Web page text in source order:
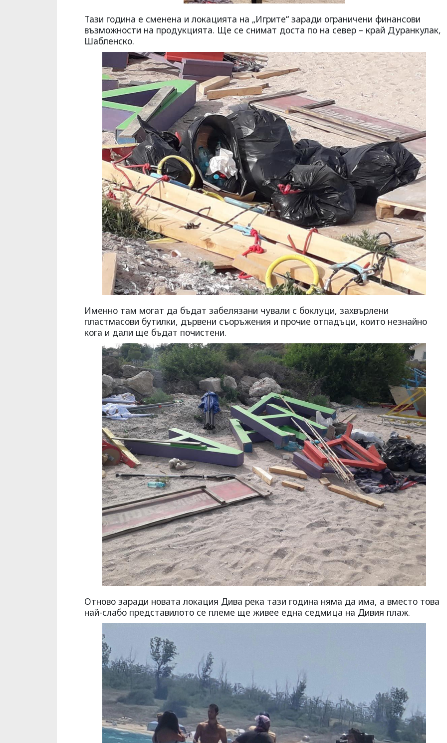
Тази година е сменена и локацията на „Игрите“ заради ограничени финансови
възможности на продукцията. Ще се снимат доста по на север – край Дуранкулак,
Шабленско.
Именно там могат да бъдат забелязани чували с боклуци, захвърлени
пластмасови бутилки, дървени съоръжения и прочие отпадъци, които незнайно
кога и дали ще бъдат почистени.
Oтново заради новата локация Дива река тази година няма да има, а вместо това
най-слабо представилото се племе ще живее една седмица на Дивия плаж.